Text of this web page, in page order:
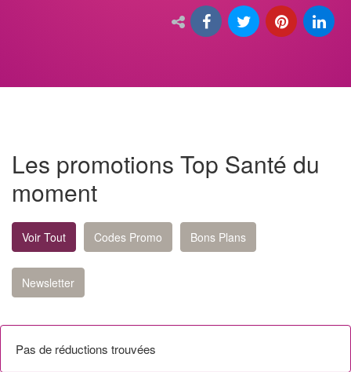
Les promotions Top Santé du
moment
Voir Tout Codes Promo Bons Plans
Newsletter
Pas de réductions trouvées